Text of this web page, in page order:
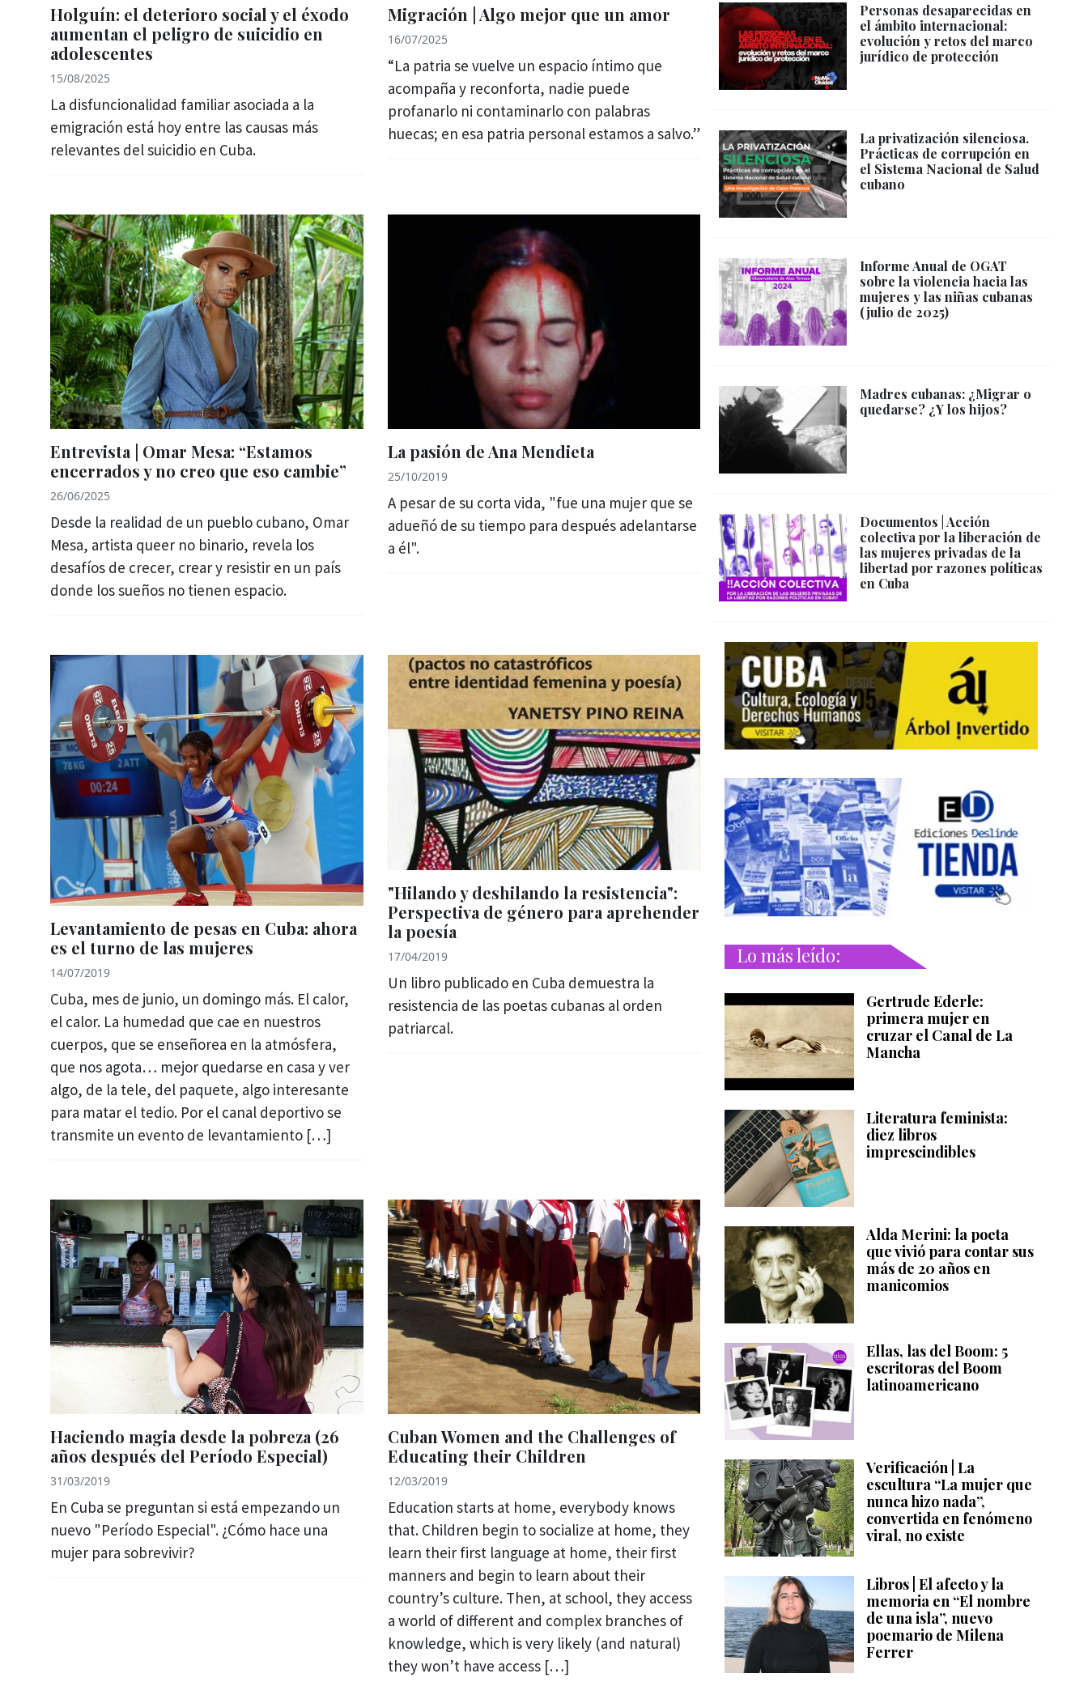
Holguín: el deterioro social y el éxodo
aumentan el peligro de suicidio en
adolescentes
15/08/2025
La disfuncionalidad familiar asociada a la
emigración está hoy entre las causas más
relevantes del suicidio en Cuba.
Migración | Algo mejor que un amor
16/07/2025
“La patria se vuelve un espacio íntimo que
acompaña y reconforta, nadie puede
profanarlo ni contaminarlo con palabras
huecas; en esa patria personal estamos a salvo.”
Entrevista | Omar Mesa: “Estamos
encerrados y no creo que eso cambie”
26/06/2025
Desde la realidad de un pueblo cubano, Omar
Mesa, artista queer no binario, revela los
desafíos de crecer, crear y resistir en un país
donde los sueños no tienen espacio.
La pasión de Ana Mendieta
25/10/2019
A pesar de su corta vida, "fue una mujer que se
adueñó de su tiempo para después adelantarse
a él".
Levantamiento de pesas en Cuba: ahora
es el turno de las mujeres
14/07/2019
Cuba, mes de junio, un domingo más. El calor,
el calor. La humedad que cae en nuestros
cuerpos, que se enseñorea en la atmósfera,
que nos agota… mejor quedarse en casa y ver
algo, de la tele, del paquete, algo interesante
para matar el tedio. Por el canal deportivo se
transmite un evento de levantamiento […]
"Hilando y deshilando la resistencia":
Perspectiva de género para aprehender
la poesía
17/04/2019
Un libro publicado en Cuba demuestra la
resistencia de las poetas cubanas al orden
patriarcal.
Haciendo magia desde la pobreza (26
años después del Período Especial)
31/03/2019
En Cuba se preguntan si está empezando un
nuevo "Período Especial". ¿Cómo hace una
mujer para sobrevivir?
Cuban Women and the Challenges of
Educating their Children
12/03/2019
Education starts at home, everybody knows
that. Children begin to socialize at home, they
learn their first language at home, their first
manners and begin to learn about their
country’s culture. Then, at school, they access
a world of different and complex branches of
knowledge, which is very likely (and natural)
they won’t have access […]
Personas desaparecidas en
el ámbito internacional:
evolución y retos del marco
jurídico de protección
La privatización silenciosa.
Prácticas de corrupción en
el Sistema Nacional de Salud
cubano
Informe Anual de OGAT
sobre la violencia hacia las
mujeres y las niñas cubanas
(julio de 2025)
Madres cubanas: ¿Migrar o
quedarse? ¿Y los hijos?
Documentos | Acción
colectiva por la liberación de
las mujeres privadas de la
libertad por razones políticas
en Cuba
Lo más leído:
Gertrude Ederle:
primera mujer en
cruzar el Canal de La
Mancha
Literatura feminista:
diez libros
imprescindibles
Alda Merini: la poeta
que vivió para contar sus
más de 20 años en
manicomios
Ellas, las del Boom: 5
escritoras del Boom
latinoamericano
Verificación | La
escultura “La mujer que
nunca hizo nada”,
convertida en fenómeno
viral, no existe
Libros | El afecto y la
memoria en “El nombre
de una isla”, nuevo
poemario de Milena
Ferrer